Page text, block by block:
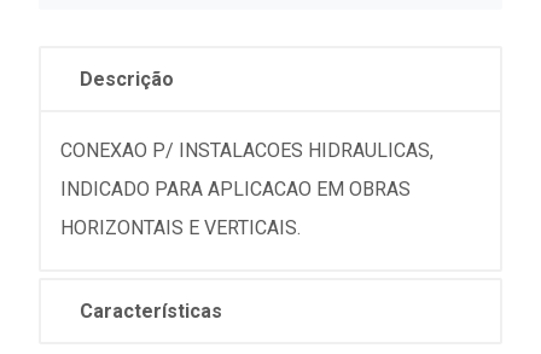
Descrição
CONEXAO P/ INSTALACOES HIDRAULICAS,
INDICADO PARA APLICACAO EM OBRAS
HORIZONTAIS E VERTICAIS.
Características